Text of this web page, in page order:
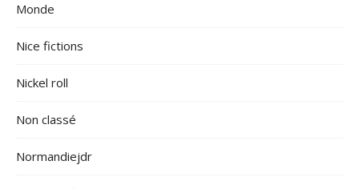
Monde
Nice fictions
Nickel roll
Non classé
Normandiejdr